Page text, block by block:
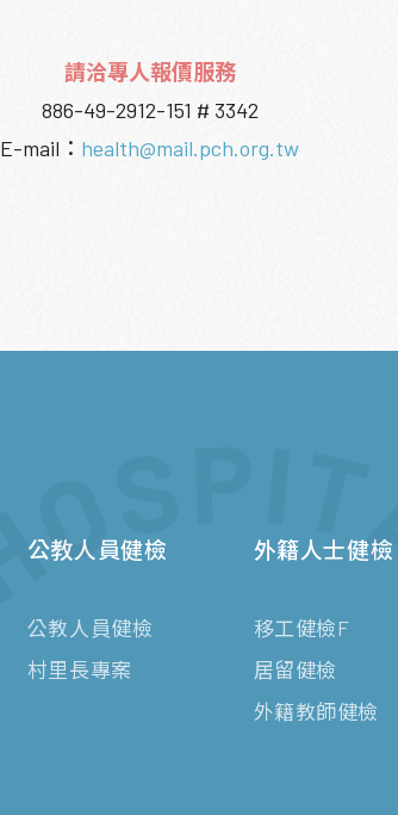
請洽專人報價服務
886-49-2912-151 # 3342
E-mail ： health@mail.pch.org.tw
公教人員健檢
​​公教人員健檢
​​村里長專案
外籍人士健檢
移工健檢F
居留健檢
外籍教師健檢